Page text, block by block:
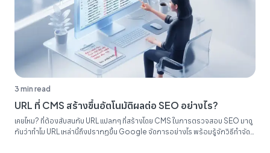
3 min read
URL ที่ CMS สร้างขึ้นอัตโนมัติผลต่อ SEO อย่างไร?
เคยไหม? ที่ต้องสับสนกับ URL แปลกๆ ที่สร้างโดย CMS ในการตรวจสอบ SEO มาดู
กันว่าทำไม URL เหล่านี้ถึงปรากฏขึ้น Google จัดการอย่างไร พร้อมรู้จักวิธีทำจัด